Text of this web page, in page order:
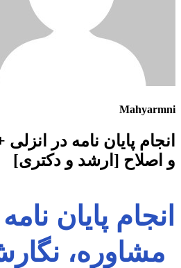
Mahyarmni
انجام پایان نامه در
و اصلاح [ارشد و دکتری]
انجام پایان
مشاوره،